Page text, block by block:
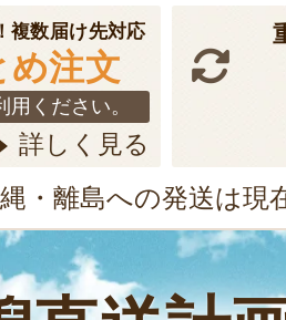
複数届け先対応
め注文
ください。
詳しく見る
・離島への発送は現